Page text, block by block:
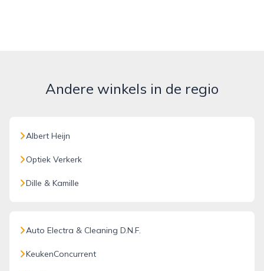
Andere winkels in de regio
Albert Heijn
Optiek Verkerk
Dille & Kamille
Auto Electra & Cleaning D.N.F.
KeukenConcurrent